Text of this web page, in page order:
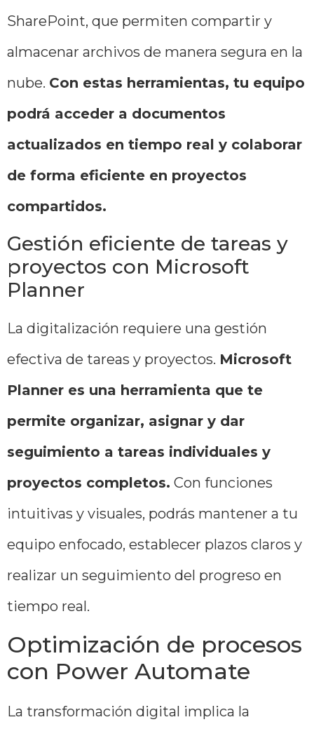
SharePoint, que permiten compartir y
almacenar archivos de manera segura en la
nube. Con estas herramientas, tu equipo
podrá acceder a documentos
actualizados en tiempo real y colaborar
de forma eficiente en proyectos
compartidos.
Gestión eficiente de tareas y
proyectos con Microsoft
Planner
La digitalización requiere una gestión
efectiva de tareas y proyectos. Microsoft
Planner es una herramienta que te
permite organizar, asignar y dar
seguimiento a tareas individuales y
proyectos completos. Con funciones
intuitivas y visuales, podrás mantener a tu
equipo enfocado, establecer plazos claros y
realizar un seguimiento del progreso en
tiempo real.
Optimización de procesos
con Power Automate
La transformación digital implica la